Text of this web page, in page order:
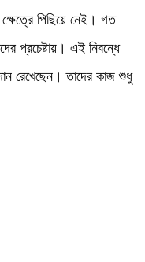
পিছিয়ে নেই। গত
প্রচেষ্টায়। এই নিবন্ধে
রেখেছেন। তাদের কাজ শুধু